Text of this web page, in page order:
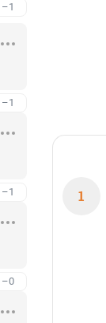
–1
–1
–1
–0
1